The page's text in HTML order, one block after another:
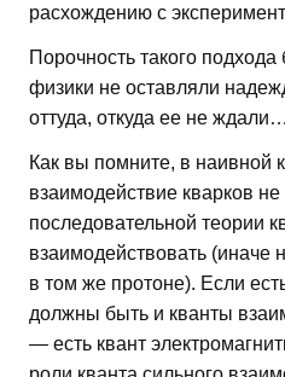
расхождению с
Порочность такого
физики не оставляли
оттуда, откуда ее не ждали…
Как вы помните, в наивной
взаимодействие кварков
последовательной теории
взаимодействовать (иначе
в том же протоне). Если
должны быть и кванты
— есть квант